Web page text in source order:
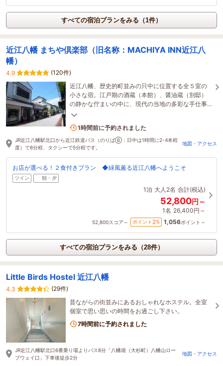
すべての宿泊プランをみる（1件）
近江八幡 まちや倶楽部（旧名称：MACHIYA INN近江八
幡）
4.9
(120件)
近江八幡、歴史的町並みの只中に位置する全５室の
小さな宿。江戸期の酒蔵（本館）、醤油蔵（別邸）
の静かな佇まいの中に、現代の当地の多彩な手仕事
やアートをちりばめました。滋賀周遊の拠点にも是
1名がこの宿を見ています
1時間前に予約されました
JR近江八幡駅北口から近江鉄道バス（のりば⑥：日中は1時間に2-4本程
度）で8分程、タクシーで5分程です。
地図・アクセス
お店が選べる！２食付きプラン ◆緑風薫る近江八幡へようこそ
ツイン 朝・夕
1泊 大人2名 合計(税込)
52,800円～
1名 26,400円～
52,800スコア～ ポイント 2% 1,056ポイント～
すべての宿泊プランをみる（28件）
Little Birds Hostel 近江八幡
4.3
(29件)
昔ながらの街並みにあるおしゃれなホステル。全室
個室で思い思いの時間をお過ごし下さい。
7時間前に予約されました
JR近江八幡駅北口6番乗り場よりバス8分「八幡堀（大杉町）八幡山ロー
プウェイ口」下車後徒歩2分
地図・アクセス